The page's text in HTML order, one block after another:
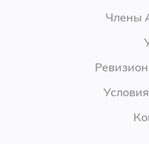
Члены